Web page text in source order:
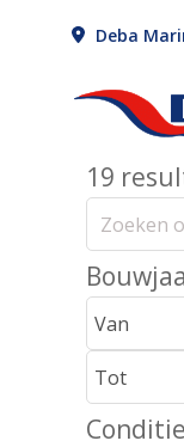
Deba
19
Conditie